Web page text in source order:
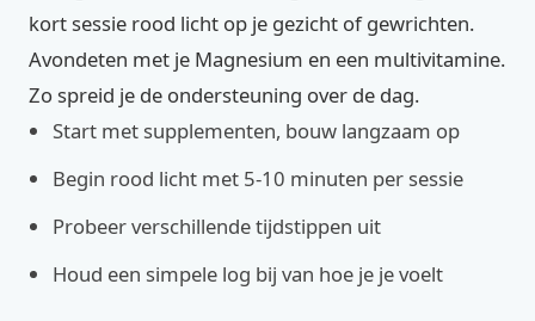
kort sessie rood licht op je gezicht of gewrichten.
Avondeten met je Magnesium en een multivitamine.
Zo spreid je de ondersteuning over de dag.
Start met supplementen, bouw langzaam op
Begin rood licht met 5-10 minuten per sessie
Probeer verschillende tijdstippen uit
Houd een simpele log bij van hoe je je voelt